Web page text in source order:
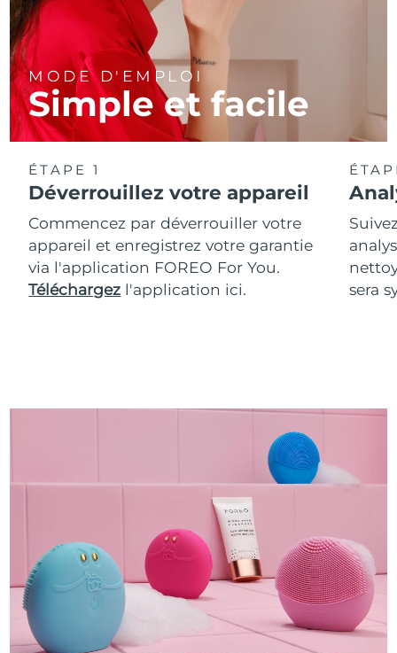
MODE D'EMPLOI
Simple et facile
ÉTAPE 1
Déverrouillez votre appareil
Commencez par déverrouiller votre
appareil et enregistrez votre garantie
via l'application FOREO For You.
Téléchargez l'application ici.
sera